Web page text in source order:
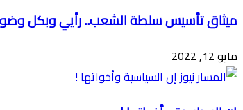
ميثاق تأسيس سلطة الشعب.. رأيي وبكل
مايو 12, 2022